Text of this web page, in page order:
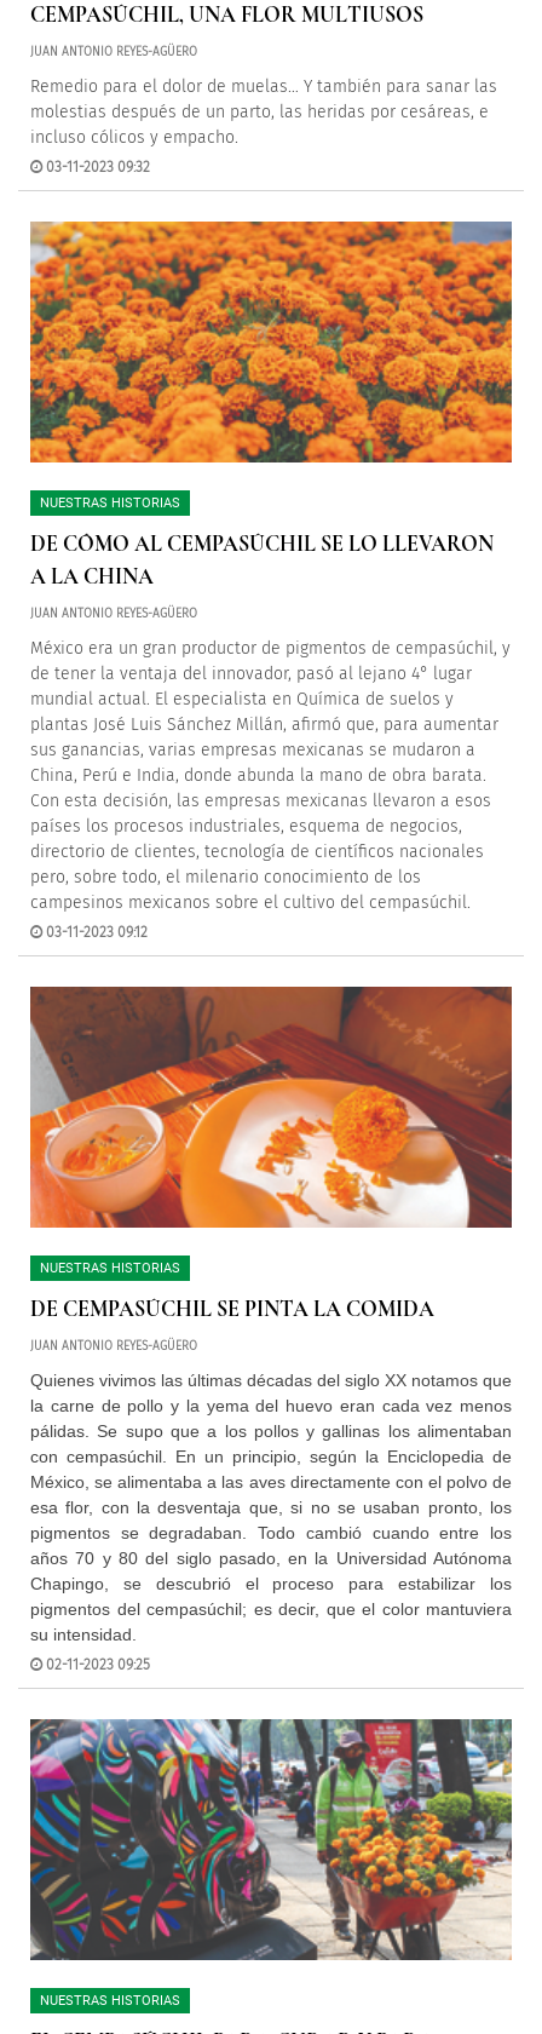
CEMPASÚCHIL, UNA FLOR MULTIUSOS
JUAN ANTONIO REYES-AGÜERO
Remedio para el dolor de muelas… Y también para sanar las
molestias después de un parto, las heridas por cesáreas, e
incluso cólicos y empacho.
03-11-2023 09:32
NUESTRAS HISTORIAS
DE CÓMO AL CEMPASÚCHIL SE LO LLEVARON
A LA CHINA
JUAN ANTONIO REYES-AGÜERO
México era un gran productor de pigmentos de cempasúchil, y
de tener la ventaja del innovador, pasó al lejano 4° lugar
mundial actual. El especialista en Química de suelos y
plantas José Luis Sánchez Millán, afirmó que, para aumentar
sus ganancias, varias empresas mexicanas se mudaron a
China, Perú e India, donde abunda la mano de obra barata.
Con esta decisión, las empresas mexicanas llevaron a esos
países los procesos industriales, esquema de negocios,
directorio de clientes, tecnología de científicos nacionales
pero, sobre todo, el milenario conocimiento de los
campesinos mexicanos sobre el cultivo del cempasúchil.
03-11-2023 09:12
NUESTRAS HISTORIAS
DE CEMPASÚCHIL SE PINTA LA COMIDA
JUAN ANTONIO REYES-AGÜERO
Quienes vivimos las últimas décadas del siglo XX notamos que
la carne de pollo y la yema del huevo eran cada vez menos
pálidas. Se supo que a los pollos y gallinas los alimentaban
con cempasúchil. En un principio, según la Enciclopedia de
México, se alimentaba a las aves directamente con el polvo de
esa flor, con la desventaja que, si no se usaban pronto, los
pigmentos se degradaban. Todo cambió cuando entre los
años 70 y 80 del siglo pasado, en la Universidad Autónoma
Chapingo, se descubrió el proceso para estabilizar los
pigmentos del cempasúchil; es decir, que el color mantuviera
su intensidad.
02-11-2023 09:25
NUESTRAS HISTORIAS